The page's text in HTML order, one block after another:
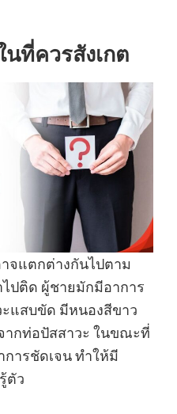
ที่ควรสังเกต
จแตกต่างกันไปตาม
ปติด ผู้ชายมักมีอาการ
ะแสบขัด มีหนองสีขาว
ากท่อปัสสาวะ ในขณะที่
ารชัดเจน ทำให้มี
ตัว